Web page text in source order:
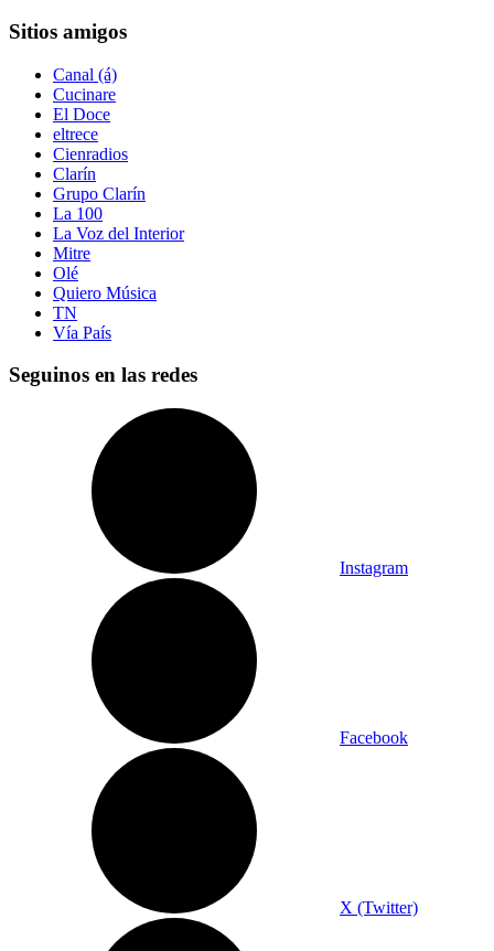
Sitios amigos
Canal (á)
Cucinare
El Doce
eltrece
Cienradios
Clarín
Grupo Clarín
La 100
La Voz del Interior
Mitre
Olé
Quiero Música
TN
Vía País
Seguinos en las redes
Instagram
Facebook
X (Twitter)